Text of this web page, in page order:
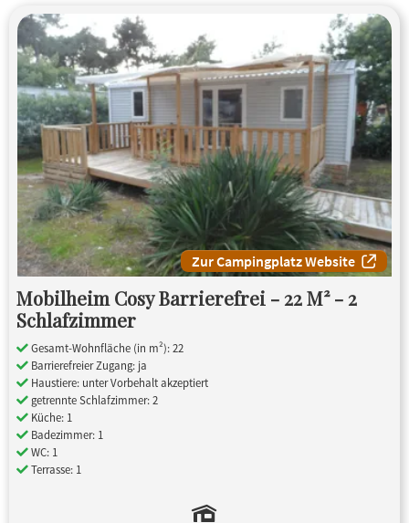
Zur Campingplatz Website
Mobilheim Cosy Barrierefrei - 22 M² - 2
Schlafzimmer
Gesamt-Wohnfläche (in m²): 22
Barrierefreier Zugang: ja
Haustiere: unter Vorbehalt akzeptiert
getrennte Schlafzimmer: 2
Küche: 1
Badezimmer: 1
WC: 1
Terrasse: 1